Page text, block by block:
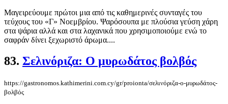
Μαγειρεύουμε πρώτοι μια από τις καθημερινές συνταγές του
τεύχους του «Γ» Νοεμβρίου. Ψαρόσουπα με πλούσια γεύση χάρη
στα ψάρια αλλά και στα λαχανικά που χρησιμοποιούμε ενώ το
σαφράν δίνει ξεχωριστό άρωμα....
83. Σελινόριζα: Ο μυρωδάτος βολβός
https://gastronomos.kathimerini.com.cy/gr/proionta/σελινόριζα-ο-μυρωδάτος-
βολβός